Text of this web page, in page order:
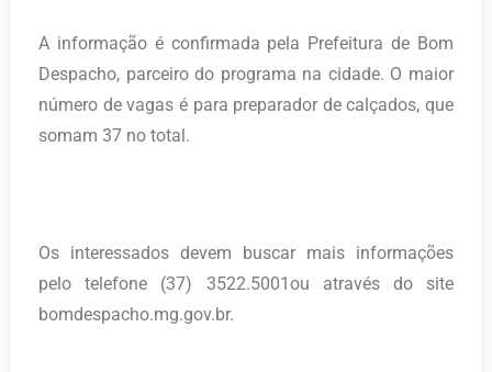
A informação é confirmada pela Prefeitura de Bom
Despacho, parceiro do programa na cidade. O maior
número de vagas é para preparador de calçados, que
somam 37 no total.
Os interessados devem buscar mais informações
pelo telefone (37) 3522.5001ou através do site
bomdespacho.mg.gov.br.